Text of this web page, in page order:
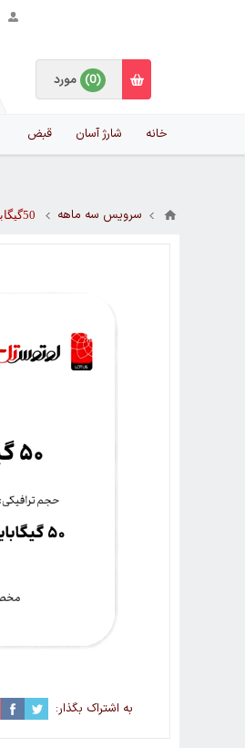
(0) مورد
خانه شارژ آسان قبض
سرویس سه ماهه 50گیگابایت سه ماهه- ویژه سیم کارت های اعتباری
به اشتراک بگذار: